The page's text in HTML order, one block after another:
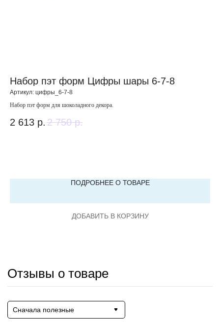
Набор пэт форм Цифры шары 6-7-8
Артикул: цифры_6-7-8
Набор пэт форм для шоколадного декора.
2 613 р. 2 750 р.
ПОДРОБНЕЕ О ТОВАРЕ
ДОБАВИТЬ В КОРЗИНУ
Отзывы о товаре
Сначала полезные